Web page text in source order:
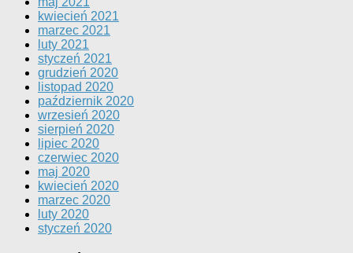
kwiecień 2021
marzec 2021
luty 2021
styczeń 2021
grudzień 2020
listopad 2020
październik 2020
wrzesień 2020
sierpień 2020
lipiec 2020
czerwiec 2020
maj 2020
kwiecień 2020
marzec 2020
luty 2020
styczeń 2020